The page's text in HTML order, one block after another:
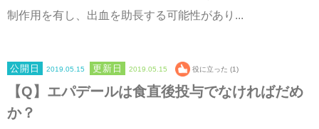
制作用を有し、出血を助長する可能性があり...
2019.05.15 2019.05.15 役に立った (1)
【Q】エパデールは食直後投与でなければだめ
か？